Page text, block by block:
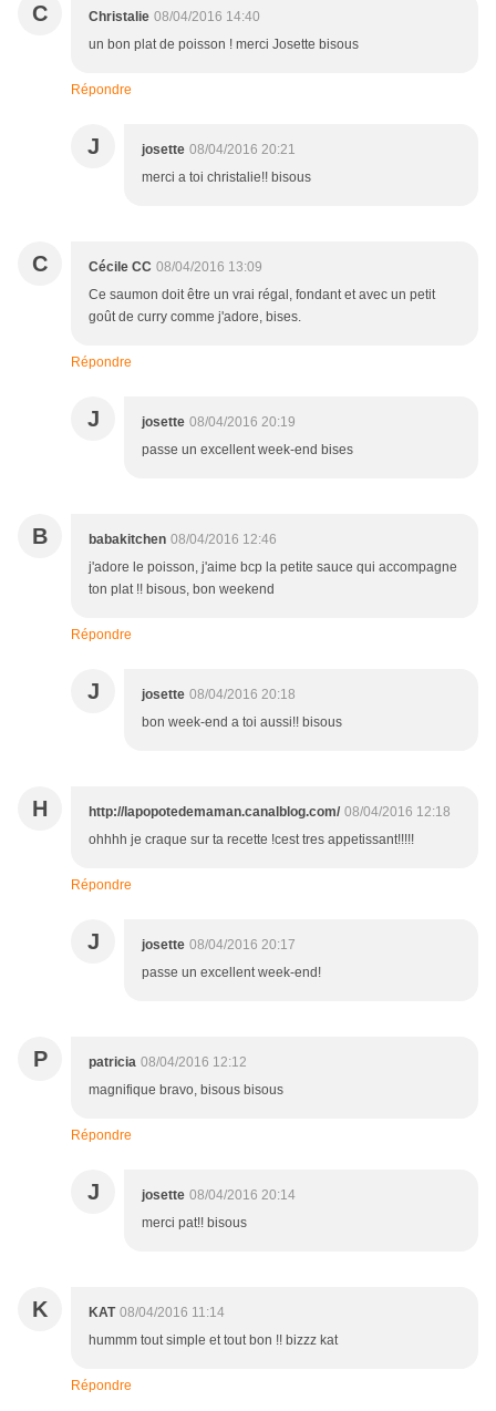
C Christalie 08/04/2016 14:40
un bon plat de poisson ! merci Josette bisous
Répondre
J josette 08/04/2016 20:21
merci a toi christalie!! bisous
C Cécile CC 08/04/2016 13:09
Ce saumon doit être un vrai régal, fondant et avec un petit
goût de curry comme j'adore, bises.
Répondre
J josette 08/04/2016 20:19
passe un excellent week-end bises
B babakitchen 08/04/2016 12:46
j'adore le poisson, j'aime bcp la petite sauce qui accompagne
ton plat !! bisous, bon weekend
Répondre
J josette 08/04/2016 20:18
bon week-end a toi aussi!! bisous
H http://lapopotedemaman.canalblog.com/ 08/04/2016 12:18
ohhhh je craque sur ta recette !cest tres appetissant!!!!!
Répondre
J josette 08/04/2016 20:17
passe un excellent week-end!
P patricia 08/04/2016 12:12
magnifique bravo, bisous bisous
Répondre
J josette 08/04/2016 20:14
merci pat!! bisous
K KAT 08/04/2016 11:14
hummm tout simple et tout bon !! bizzz kat
Répondre